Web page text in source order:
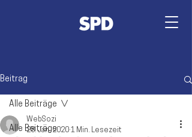
Beitrag
Alle Beiträge
Alle Beiträge
WebSozi
28. Jan. 2020 1 Min. Lesezeit